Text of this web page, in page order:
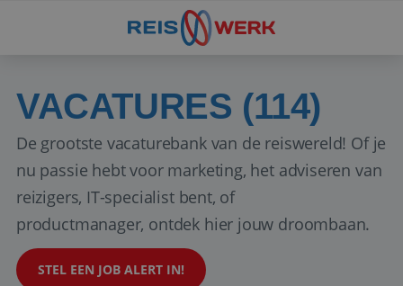
VACATURES (114)
De grootste vacaturebank van de reiswereld! Of je
nu passie hebt voor marketing, het adviseren van
reizigers, IT-specialist bent, of
productmanager, ontdek hier jouw droombaan.
STEL EEN JOB ALERT IN!